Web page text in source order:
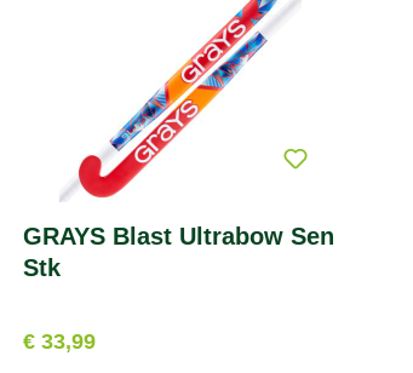
GRAYS Blast Ultrabow Sen
Stk
€ 33,99